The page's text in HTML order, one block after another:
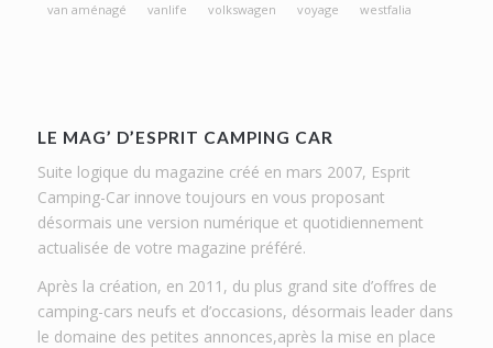
van aménagé
vanlife volkswagen voyage westfalia
LE MAG’ D’ESPRIT CAMPING CAR
Suite logique du magazine créé en mars 2007, Esprit
Camping-Car innove toujours en vous proposant
désormais une version numérique et quotidiennement
actualisée de votre magazine préféré.
Après la création, en 2011, du plus grand site d’offres de
camping-cars neufs et d’occasions, désormais leader dans
le domaine des petites annonces,après la mise en place